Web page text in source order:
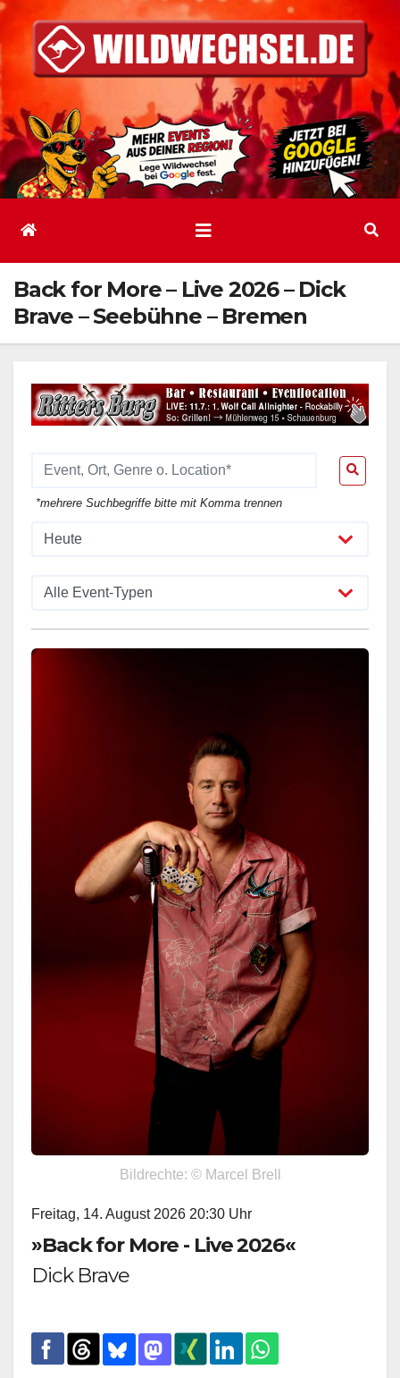
Inhalt
springen
Back for More – Live 2026 – Dick
Brave – Seebühne – Bremen
*mehrere Suchbegriffe bitte mit Komma trennen
Bildrechte: © Marcel Brell
Freitag, 14. August 2026 20:30 Uhr
»Back for More - Live 2026«
Dick Brave